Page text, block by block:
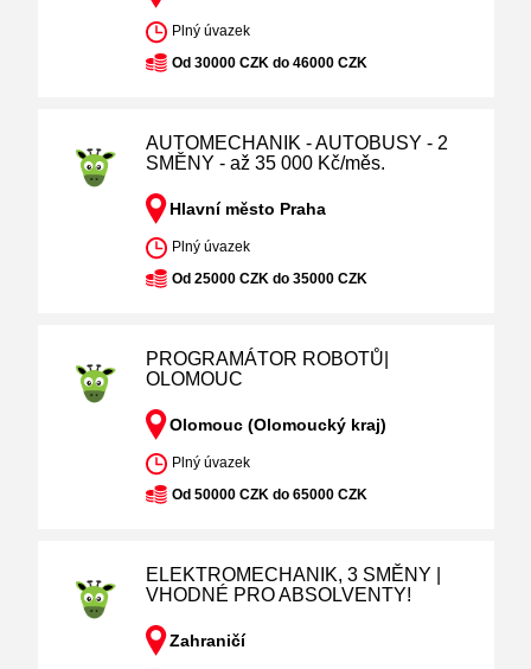
Plný úvazek
Od 30000 CZK do 46000 CZK
AUTOMECHANIK - AUTOBUSY - 2
SMĚNY - až 35 000 Kč/měs.
Hlavní město Praha
Plný úvazek
Od 25000 CZK do 35000 CZK
PROGRAMÁTOR ROBOTŮ|
OLOMOUC
Olomouc (Olomoucký kraj)
Plný úvazek
Od 50000 CZK do 65000 CZK
ELEKTROMECHANIK, 3 SMĚNY |
VHODNÉ PRO ABSOLVENTY!
Zahraničí